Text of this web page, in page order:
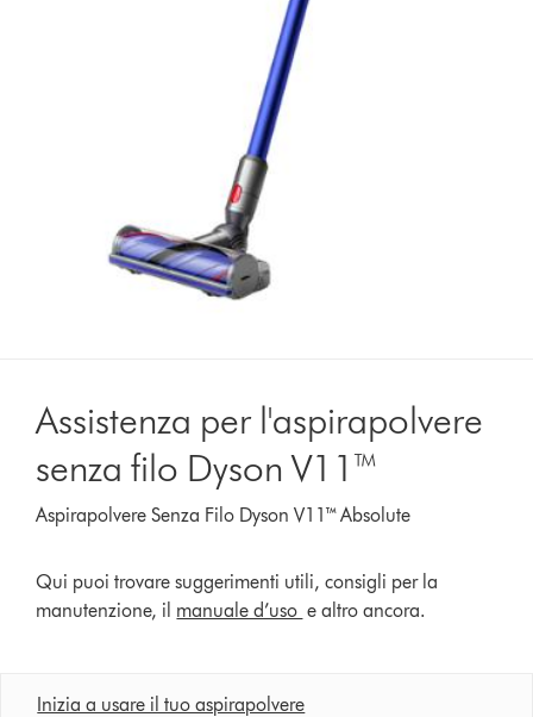
Assistenza per l'aspirapolvere
senza filo Dyson V11™
Aspirapolvere Senza Filo Dyson V11™ Absolute
Qui puoi trovare suggerimenti utili, consigli per la
manutenzione, il manuale d’uso e altro ancora.
Inizia a usare il tuo aspirapolvere